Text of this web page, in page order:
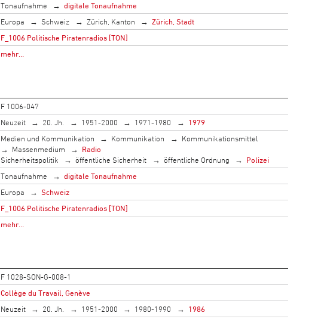
Tonaufnahme
digitale Tonaufnahme
Europa Schweiz Zürich, Kanton
Zürich, Stadt
F_1006 Politische Piratenradios [TON]
mehr…
F 1006-047
Neuzeit 20. Jh. 1951-2000 1971-1980
1979
Medien und Kommunikation Kommunikation
Kommunikationsmittel
Massenmedium
Radio
Sicherheitspolitik
öffentliche Sicherheit öffentliche Ordnung
Polizei
Tonaufnahme
digitale Tonaufnahme
Europa
Schweiz
F_1006 Politische Piratenradios [TON]
mehr…
F 1028-SON-G-008-1
Collège du Travail, Genève
Neuzeit 20. Jh. 1951-2000 1980-1990
1986